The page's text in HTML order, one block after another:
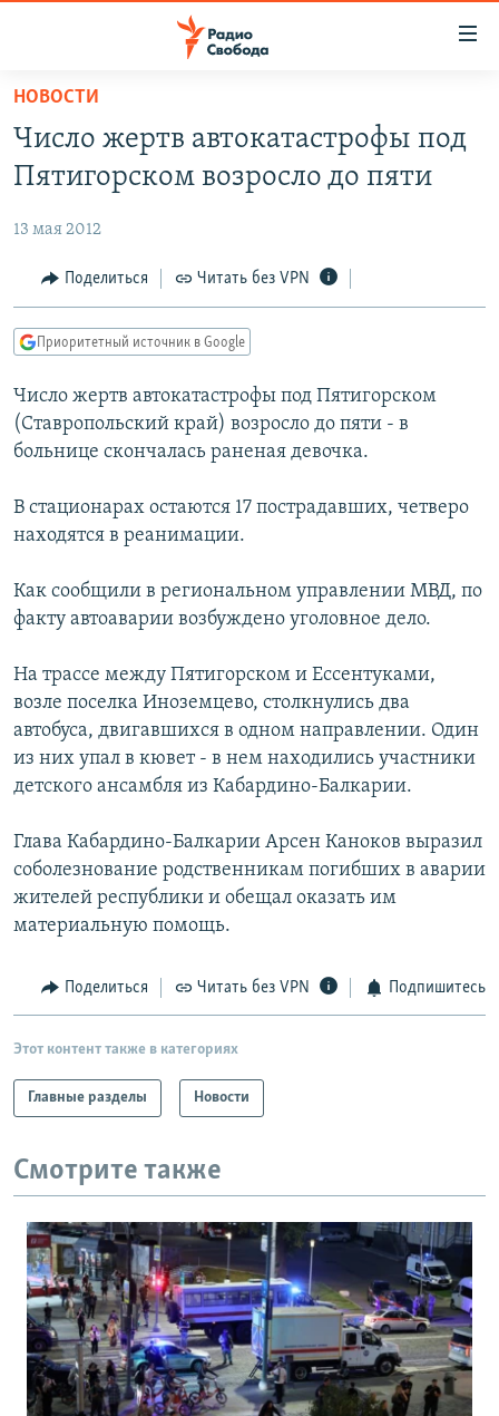
упрощенного
доступа
Вернуться
основному
Вернутся
главной
навигации
Вернутся
поиску
АВТОРСКИЕ ПРОЕКТЫ
ЦИТАТЫ СВОБОДЫ
МНЕНИЯ
IDEL.РЕАЛИИ
КАВКАЗ.РЕАЛИИ
СЕВЕР.РЕАЛИИ
РАСПИСАНИЕ ВЕЩАНИЯ
СОЦИАЛЬНЫЕ СЕТИ
Все сайты РСЕ/РС
НОВОСТИ
Число жертв автокатастрофы под
Пятигорском возросло до пяти
13 мая 2012
Поделиться Читать без VPN
Приоритетный источник в Google
Число жертв автокатастрофы под Пятигорском
(Ставропольский край) возросло до пяти - в
больнице скончалась раненая девочка.
В стационарах остаются 17 пострадавших, четверо
находятся в реанимации.
Как сообщили в региональном управлении МВД, по
факту автоаварии возбуждено уголовное дело.
На трассе между Пятигорском и Ессентуками,
возле поселка Иноземцево, столкнулись два
автобуса, двигавшихся в одном направлении. Один
из них упал в кювет - в нем находились участники
детского ансамбля из Кабардино-Балкарии.
Глава Кабардино-Балкарии Арсен Каноков выразил
соболезнование родственникам погибших в аварии
жителей республики и обещал оказать им
материальную помощь.
Поделиться Читать без VPN Подпишитесь
Этот контент также в категориях
Главные разделы Новости
Смотрите также